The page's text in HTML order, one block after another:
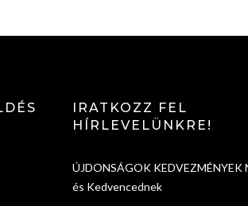
IRATKOZZ FEL
HÍRLEVELÜNKRE!
ÚJDONSÁGOK KEDVEZMÉNYEK
és Kedvencednek